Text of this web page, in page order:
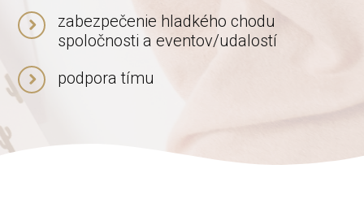
zabezpečenie hladkého chodu
spoločnosti a eventov/udalostí
podpora tímu